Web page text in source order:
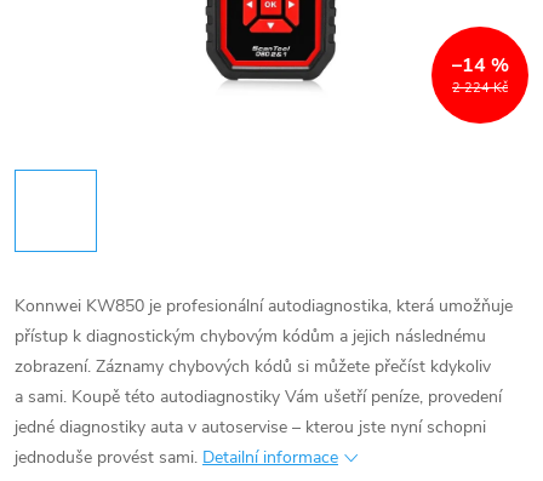
2 224 Kč
–14 %
Konnwei KW850 je profesionální autodiagnostika, která umožňuje
přístup k diagnostickým chybovým kódům a jejich následnému
zobrazení. Záznamy chybových kódů si můžete přečíst kdykoliv
a sami. Koupě této autodiagnostiky Vám ušetří peníze, provedení
jedné diagnostiky auta v autoservise – kterou jste nyní schopni
jednoduše provést sami. Detailní informace